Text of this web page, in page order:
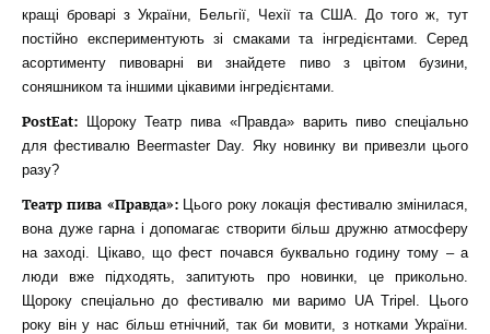
кращі броварі з України, Бельгії, Чехії та США. До того ж, тут
постійно експериментують зі смаками та інгредієнтами. Серед
асортименту пивоварні ви знайдете пиво з цвітом бузини,
соняшником та іншими цікавими інгредієнтами.
PostEat:
Щороку Театр пива «Правда» варить пиво спеціально
для фестивалю Beermaster Day. Яку новинку ви привезли цього
разу?
Театр пива «Правда»: Цього року локація фестивалю змінилася,
вона дуже гарна і допомагає створити більш дружню атмосферу
на заході. Цікаво, що фест почався буквально годину тому – а
люди вже підходять, запитують про новинки, це прикольно.
Щороку спеціально до фестивалю ми варимо UA Tripel. Цього
року він у нас більш етнічний, так би мовити, з нотками України.